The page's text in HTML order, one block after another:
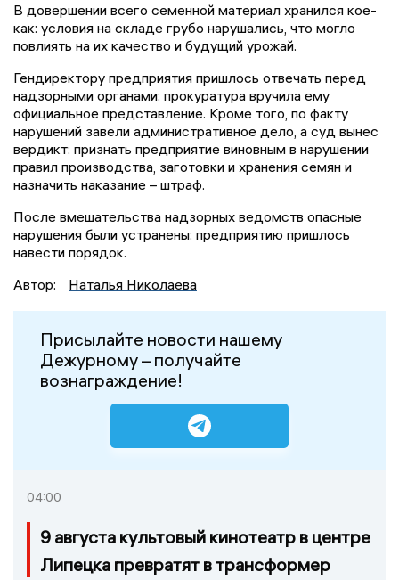
В довершении всего семенной материал хранился кое-
как: условия на складе грубо нарушались, что могло
повлиять на их качество и будущий урожай.
Гендиректору предприятия пришлось отвечать перед
надзорными органами: прокуратура вручила ему
официальное представление. Кроме того, по факту
нарушений завели административное дело, а суд вынес
вердикт: признать предприятие виновным в нарушении
правил производства, заготовки и хранения семян и
назначить наказание – штраф.
После вмешательства надзорных ведомств опасные
нарушения были устранены: предприятию пришлось
навести порядок.
Автор:
Наталья Николаева
Присылайте новости нашему
Дежурному – получайте
вознаграждение!
04:00
9 августа культовый кинотеатр в центре
Липецка превратят в трансформер